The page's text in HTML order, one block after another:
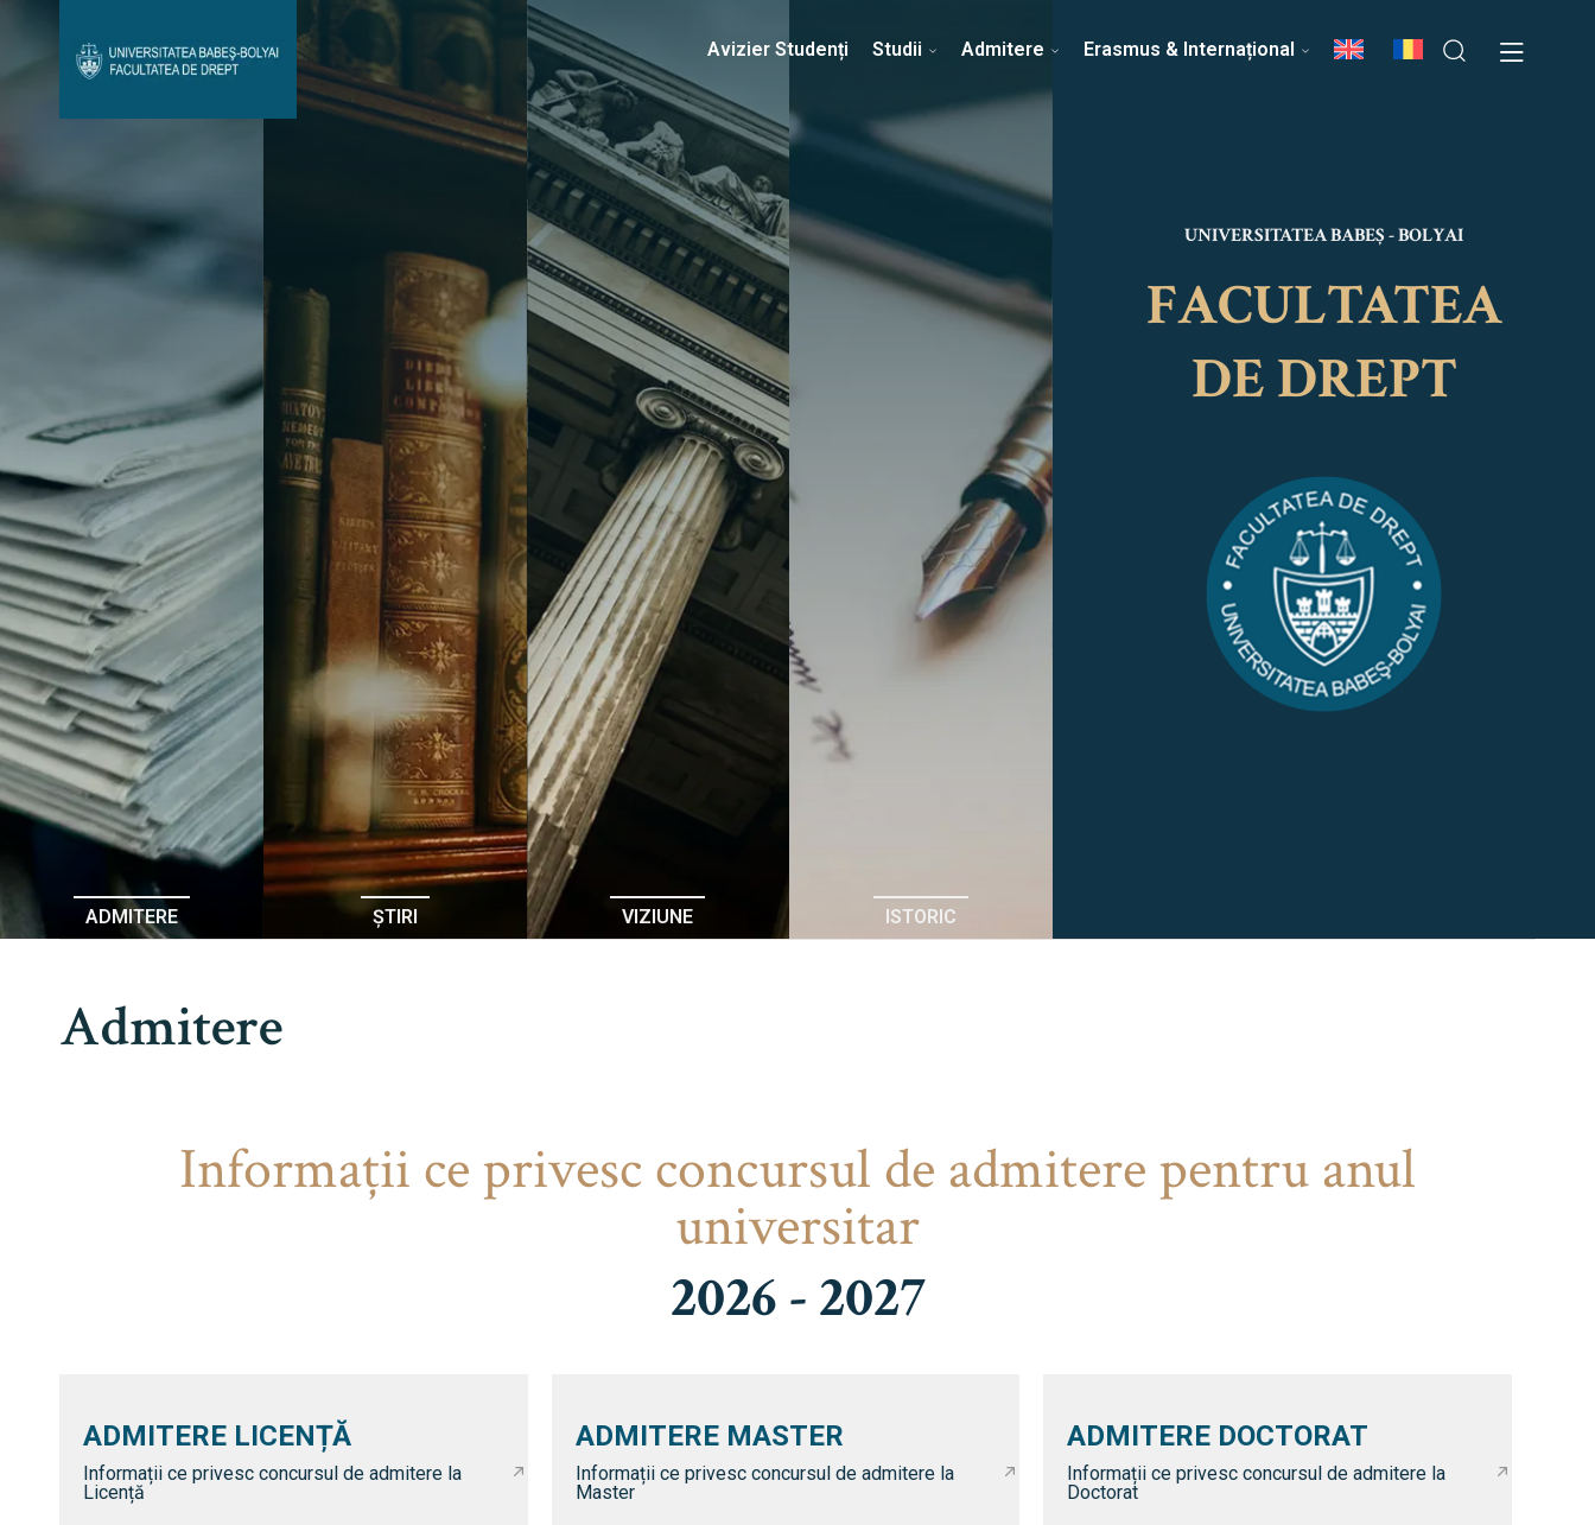
Avizier Studenți Admitere Erasmus & Internațional Despre Facultate Știri Echipa Facultății
Contact
Avizier Studenți Studii Admitere Erasmus & Internațional
ADMITERE ȘTIRI VIZIUNE ISTORIC
UNIVERSITATEA BABEȘ - BOLYAI
FACULTATEA
DE DREPT
Admitere
Informaţii ce privesc concursul de admitere pentru anul
universitar
2026 - 2027
ADMITERE LICENȚĂ
Informații ce privesc concursul de admitere la
Licență
ADMITERE MASTER
Informații ce privesc concursul de admitere la
Master
ADMITERE DOCTORAT
Informații ce privesc concursul de admitere la
Doctorat